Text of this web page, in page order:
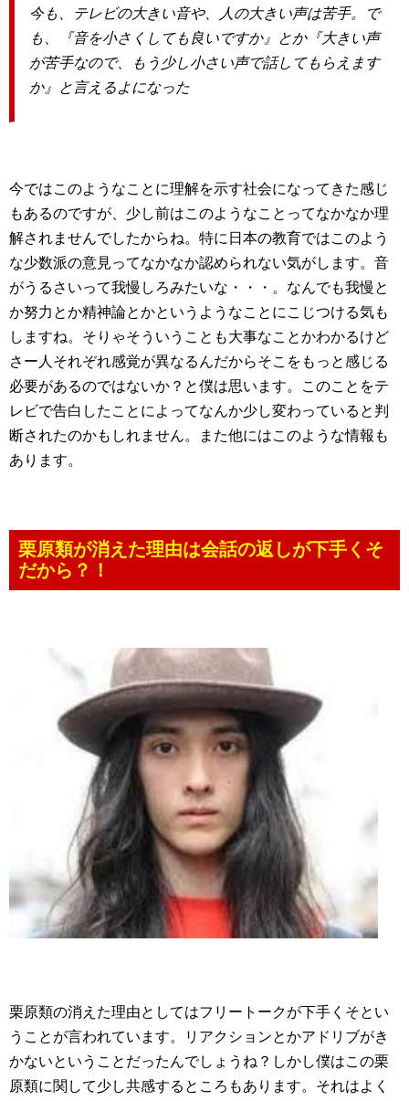
今も、テレビの大きい音や、人の大きい声は苦手。で
も、『音を小さくしても良いですか』とか『大きい声
が苦手なので、もう少し小さい声で話してもらえます
か』と言えるよになった
今ではこのようなことに理解を示す社会になってきた感じ
もあるのですが、少し前はこのようなことってなかなか理
解されませんでしたからね。特に日本の教育ではこのよう
な少数派の意見ってなかなか認められない気がします。音
がうるさいって我慢しろみたいな・・・。なんでも我慢と
か努力とか精神論とかというようなことにこじつける気も
しますね。そりゃそういうことも大事なことかわかるけど
さー人それぞれ感覚が異なるんだからそこをもっと感じる
必要があるのではないか？と僕は思います。このことをテ
レビで告白したことによってなんか少し変わっていると判
断されたのかもしれません。また他にはこのような情報も
あります。
栗原類が消えた理由は会話の返しが下手くそ
だから？！
栗原類の消えた理由としてはフリートークが下手くそとい
うことが言われています。リアクションとかアドリブがき
かないということだったんでしょうね？しかし僕はこの栗
原類に関して少し共感するところもあります。それはよく